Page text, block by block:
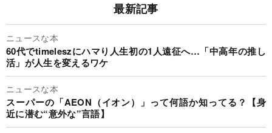
最新記事
ニュースな本
60代でtimeleszにハマり人生初の1人遠征へ…「中高年の推し
活」が人生を変えるワケ
ニュースな本
スーパーの「AEON（イオン）」って何語か知ってる？【身
近に潜む“意外な”言語】